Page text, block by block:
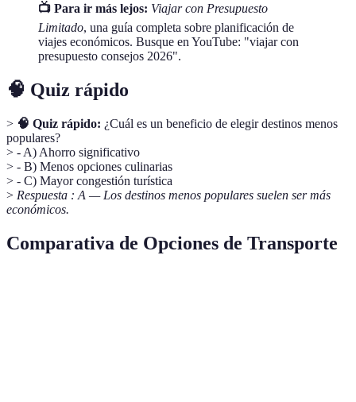
📺 Para ir más lejos: Viajar con Presupuesto
Limitado, una guía completa sobre planificación de
viajes económicos. Busque en YouTube: "viajar con
presupuesto consejos 2026".
🧠 Quiz rápido
> 🧠 Quiz rápido: ¿Cuál es un beneficio de elegir destinos menos
populares?
> - A) Ahorro significativo
> - B) Menos opciones culinarias
> - C) Mayor congestión turística
> Respuesta : A — Los destinos menos populares suelen ser más
económicos.
Comparativa de Opciones de Transporte